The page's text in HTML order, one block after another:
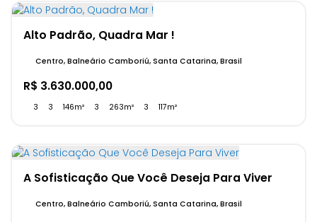
Alto Padrão, Quadra Mar !
R$ 3.630.000,00
Centro, Balneário Camboriú, Santa Catarina, Brasil
3 3 146m² 3 263m² 3 117m²
A Sofisticação Que Você Deseja Para Viver
Centro, Balneário Camboriú, Santa Catarina, Brasil